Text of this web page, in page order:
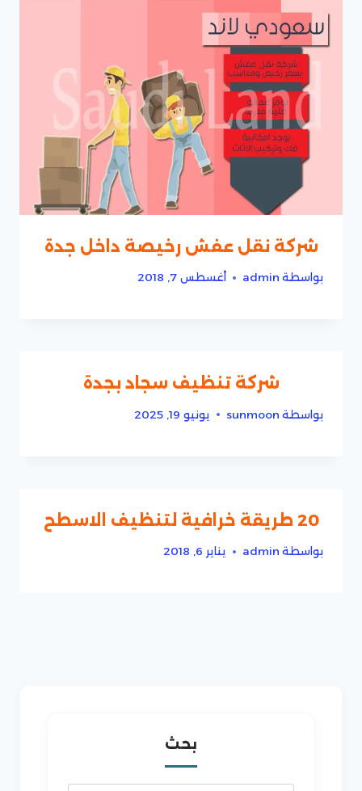
شركة نقل عفش رخيصة داخل جدة
بواسطة admin أغسطس 7, 2018
شركة تنظيف سجاد بجدة
بواسطة sunmoon يونيو 19, 2025
20 طريقة خرافية لتنظيف الاسطح
بواسطة admin يناير 6, 2018
بحث